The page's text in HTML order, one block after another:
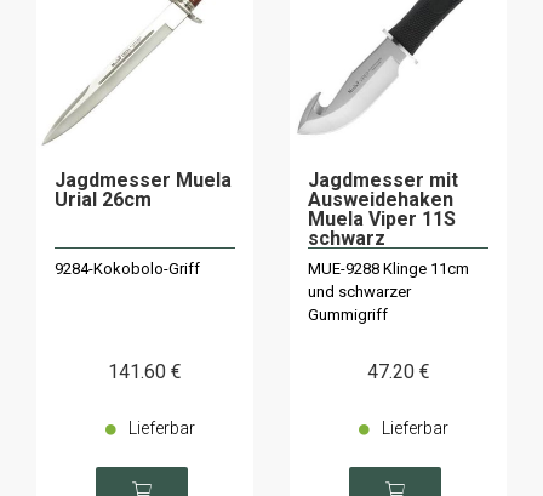
Jagdmesser Muela
Urial 26cm
9284-Kokobolo-Griff
141.60 €
Lieferbar
Jagdmesser mit
Ausweidehaken
Muela Viper 11S
schwarz
MUE-9288 Klinge 11cm
und schwarzer
Gummigriff
47.20 €
Lieferbar